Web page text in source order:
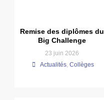
Remise des diplômes du
Big Challenge
23 juin 2026
Actualités, Collèges